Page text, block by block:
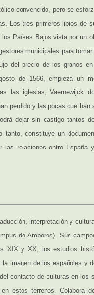
convencido, pero se
Los tres primeros libros de
Países Bajos vista por un
municipales para
del precio de los granos
de 1566, empieza un
las iglesias, Vaernewijck
perdido y las pocas que han
dejar sin castigo tantos
tanto, constituye un
las relaciones entre
interpretación y
de Amberes). Sus
XIX y XX, los estudios
la imagen de los españoles y
contacto de culturas en los
en estos terrenos. Colabora